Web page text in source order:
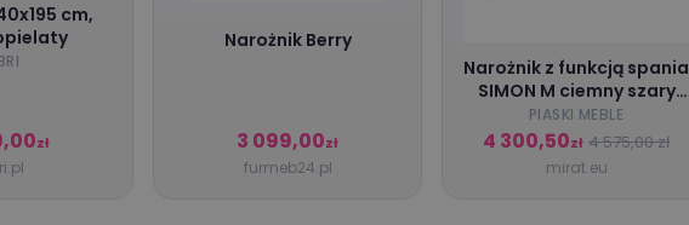
cm,
zł
Narożnik Berry
3 099,00zł
furmeb24.pl
Narożnik z funkcją spania
SIMON M ciemny szary
prawy/lewy PIASKI Meble
PIASKI MEBLE
4 300,50zł 4 575,00 zł
mirat.eu